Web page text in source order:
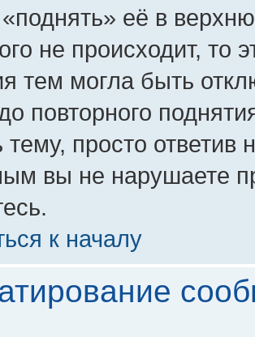
её в
не происходит, то
тем могла быть
повторного
тему, просто ответив
вы не нарушаете
к началу